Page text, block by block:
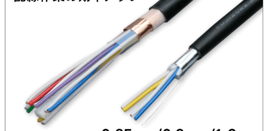
LANケーブル・コネクタ・関連資材/機器
エアコン・換気扇・空調資材
太陽光発電ケーブル・コネクタ・関連資
材/機器
電源ケーブル／コネクタ／分電盤／ブレ
ーカ
電気配管工事
EV充電設備工事
照明設置工事
太陽光発電工事
ホテル・病院向け